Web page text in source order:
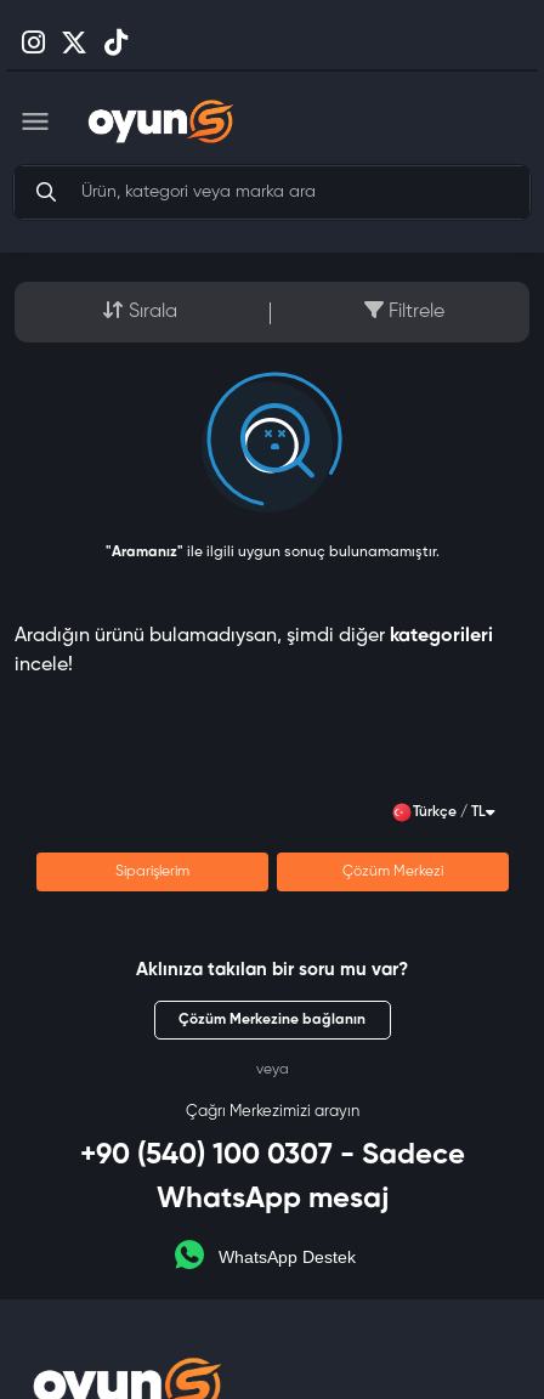
Sırala Filtrele
"Aramanız" ile ilgili uygun sonuç bulunamamıştır.
Aradığın ürünü bulamadıysan, şimdi diğer kategorileri
incele!
Türkçe / TL
Siparişlerim Çözüm Merkezi
Aklınıza takılan bir soru mu var?
Çözüm Merkezine bağlanın
veya
Çağrı Merkezimizi arayın
+90 (540) 100 0307 - Sadece
WhatsApp mesaj
WhatsApp Destek